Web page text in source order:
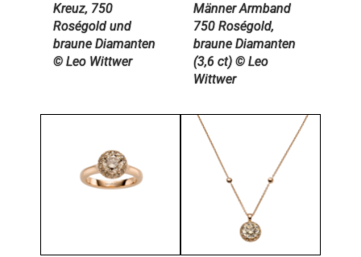
Kreuz, 750
Roségold und
braune Diamanten
© Leo Wittwer
Männer Armband
750 Roségold,
braune Diamanten
(3,6 ct) © Leo
Wittwer